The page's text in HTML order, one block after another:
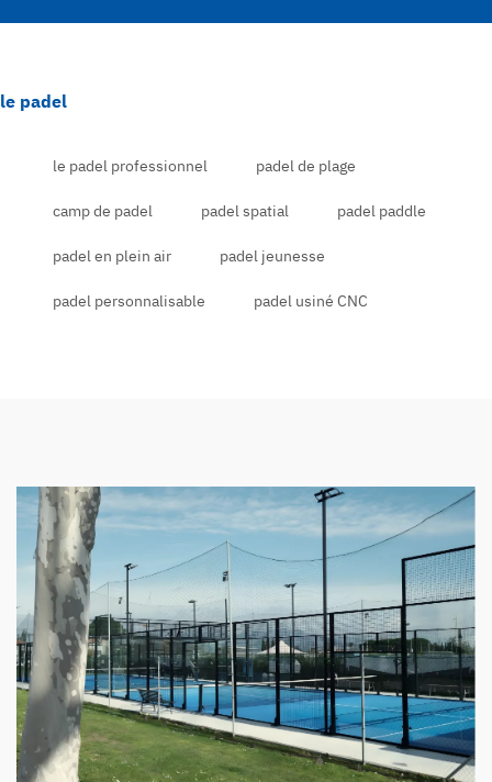
le padel
le padel professionnel padel de plage
camp de padel padel spatial padel paddle
padel en plein air padel jeunesse
padel personnalisable padel usiné CNC